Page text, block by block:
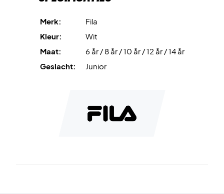
Merk:
Fila
Kleur:
Wit
Maat:
6 år / 8 år / 10 år / 12 år / 14 år
Geslacht:
Junior